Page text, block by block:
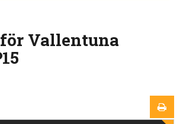
Vallentuna